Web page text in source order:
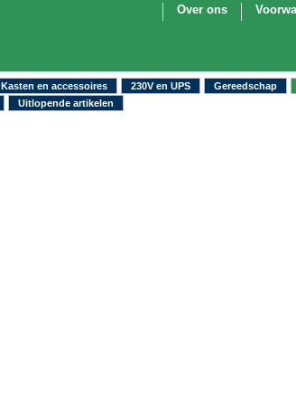
Over ons
Kasten en accessoires 230V en UPS Gereedschap
Uitlopende artikelen